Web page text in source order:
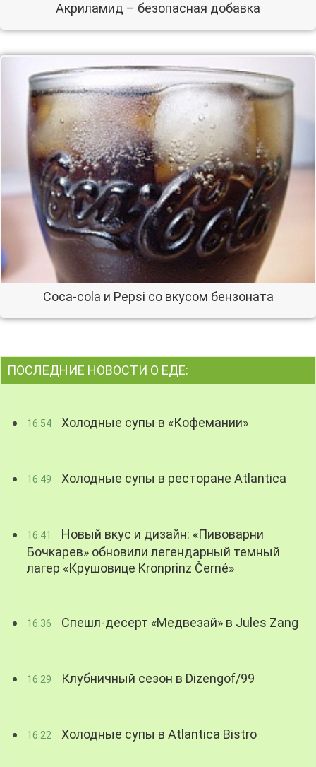
Акриламид – безопасная добавка
Coca-cola и Pepsi со вкусом бензоната
ПОСЛЕДНИЕ НОВОСТИ О ЕДЕ:
16:54 Холодные супы в «Кофемании»
16:49 Холодные супы в ресторане Atlantica
16:41
Новый вкус и дизайн: «Пивоварни
Бочкарев» обновили легендарный темный
лагер «Крушовице Kronprinz Černé»
16:36 Спешл-десерт «Медвезай» в Jules Zang
16:29 Клубничный сезон в Dizengof/99
16:22 Холодные супы в Atlantica Bistro